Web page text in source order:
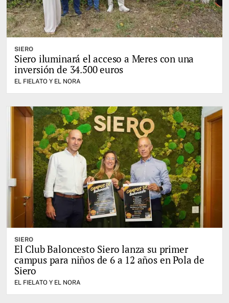
SIERO
Siero iluminará el acceso a Meres con una
inversión de 34.500 euros
EL FIELATO Y EL NORA
SIERO
El Club Baloncesto Siero lanza su primer
campus para niños de 6 a 12 años en Pola de
Siero
EL FIELATO Y EL NORA